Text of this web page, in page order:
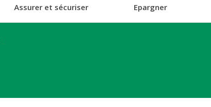
Assurer et sécuriser Epargner